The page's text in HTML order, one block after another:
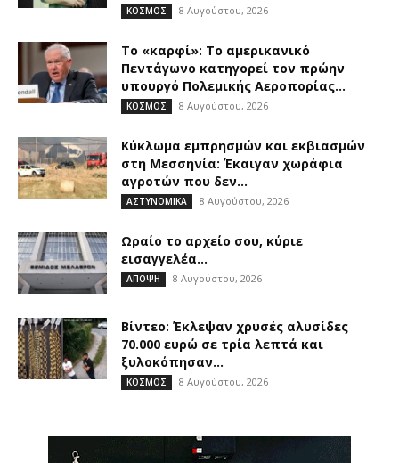
ΚΟΣΜΟΣ 8 Αυγούστου, 2026
Το «καρφί»: Το αμερικανικό
Πεντάγωνο κατηγορεί τον πρώην
υπουργό Πολεμικής Αεροπορίας...
ΚΟΣΜΟΣ 8 Αυγούστου, 2026
Kύκλωμα εμπρησμών και εκβιασμών
στη Μεσσηνία: Έκαιγαν χωράφια
αγροτών που δεν...
ΑΣΤΥΝΟΜΙΚΑ 8 Αυγούστου, 2026
Ωραίο το αρχείο σου, κύριε
εισαγγελέα…
ΑΠΟΨΗ 8 Αυγούστου, 2026
Βίντεο: Έκλεψαν χρυσές αλυσίδες
70.000 ευρώ σε τρία λεπτά και
ξυλοκόπησαν...
ΚΟΣΜΟΣ 8 Αυγούστου, 2026